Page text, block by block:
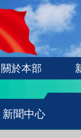
關於本部
新聞中心